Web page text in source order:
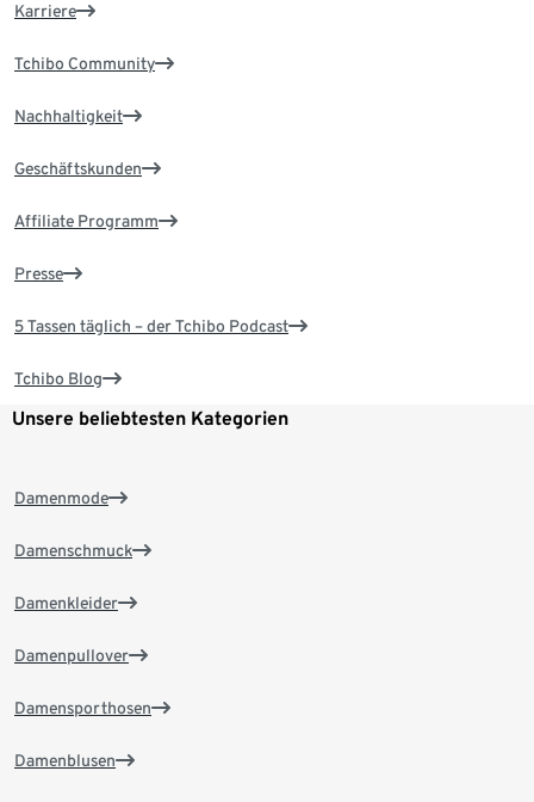
Karriere
Tchibo Community
Nachhaltigkeit
Geschäftskunden
Affiliate Programm
Presse
5 Tassen täglich – der Tchibo Podcast
Tchibo Blog
Unsere beliebtesten Kategorien
Damenmode
Damenschmuck
Damenkleider
Damenpullover
Damensporthosen
Damenblusen